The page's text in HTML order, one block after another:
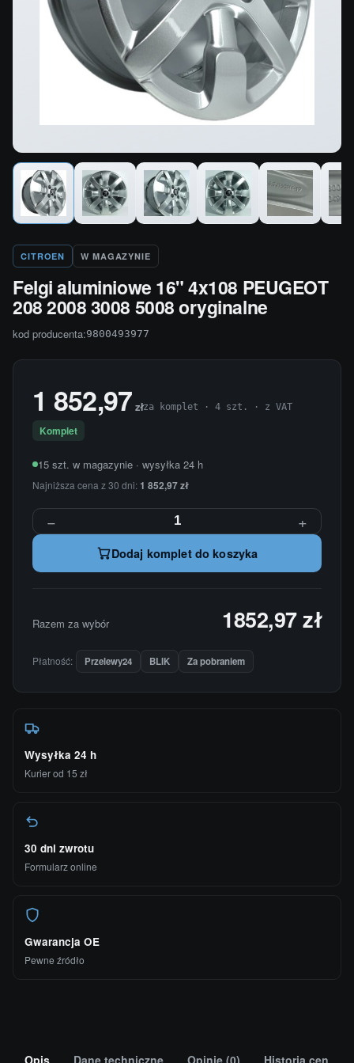
CITROEN W MAGAZYNIE
Felgi aluminiowe 16" 4x108 PEUGEOT
208 2008 3008 5008 oryginalne
kod producenta:9800493977
1 852,97 złza komplet · 4 szt. · z VAT
Komplet
15 szt. w magazynie · wysyłka 24 h
Najniższa cena z 30 dni:1 852,97 zł
− +
Dodaj komplet do koszyka
Razem za wybór 1852,97 zł
Płatność: Przelewy24 BLIK Za pobraniem
Wysyłka 24 h
Kurier od 15 zł
30 dni zwrotu
Formularz online
Gwarancja OE
Pewne źródło
Opis Dane techniczne Opinie (0) Historia cen